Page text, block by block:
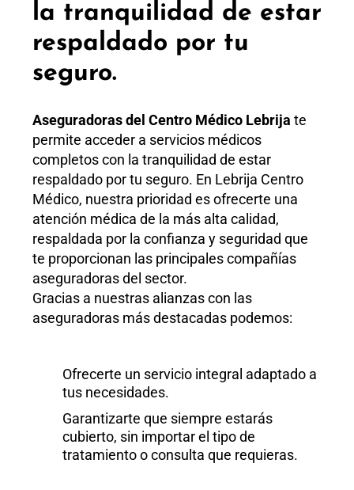
la tranquilidad de estar
respaldado por tu
seguro.
Aseguradoras del Centro Médico Lebrija te
permite acceder a servicios médicos
completos con la tranquilidad de estar
respaldado por tu seguro. En Lebrija Centro
Médico, nuestra prioridad es ofrecerte una
atención médica de la más alta calidad,
respaldada por la confianza y seguridad que
te proporcionan las principales compañías
aseguradoras del sector.
Gracias a nuestras alianzas con las
aseguradoras más destacadas podemos:
Ofrecerte un servicio integral adaptado a
tus necesidades.
Garantizarte que siempre estarás
cubierto, sin importar el tipo de
tratamiento o consulta que requieras.